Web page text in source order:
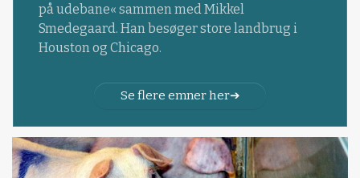
på udebane« sammen med Mikkel
Smedegaard. Han besøger store landbrug i
Houston og Chicago.
Se flere emner her